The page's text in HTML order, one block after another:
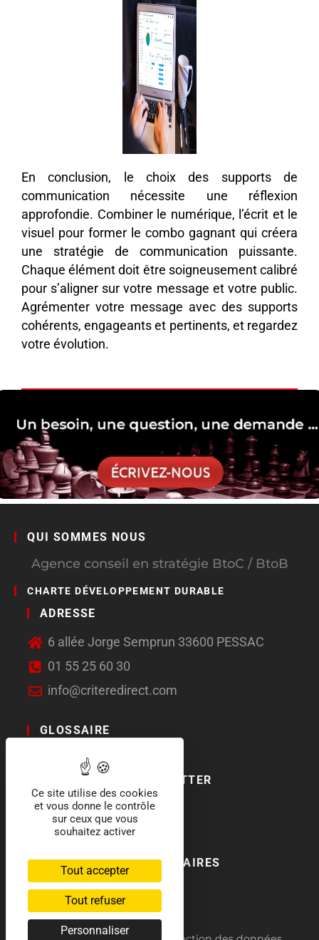
En conclusion, le choix des supports de
communication nécessite une réflexion
approfondie. Combiner le numérique, l’écrit et le
visuel pour former le combo gagnant qui créera
une stratégie de communication puissante.
Chaque élément doit être soigneusement calibré
pour s’aligner sur votre message et votre public.
Agrémenter votre message avec des supports
cohérents, engageants et pertinents, et regardez
votre évolution.
QUI SOMMES NOUS
Agence conseil en stratégie BtoC / BtoB
CHARTE DÉVELOPPEMENT DURABLE
ADRESSE
6 allée Jorge Semprun 33600 PESSAC
01 55 25 60 30
info@criteredirect.com
GLOSSAIRE
LE BLOG
ABONNEMENT NEWSLETTER
SOCIAL MEDIA
NOS LABELS ET PARTENAIRES
Ce site utilise des cookies
et vous donne le contrôle
sur ceux que vous
souhaitez activer
Tout accepter
Tout refuser
Personnaliser